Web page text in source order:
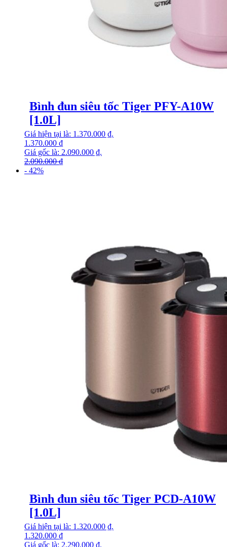
Bình đun siêu tốc Tiger PFY-A10W
[1.0L]
2.090.000₫
Giá gốc là: 2.090.000 ₫.
1.370.000 ₫
Giá hiện tại là: 1.370.000 ₫.
- 42%
Bình đun siêu tốc Tiger PCD-A10W
[1.0L]
Giá gốc là: 2.290.000 ₫.
1.320.000 ₫
Giá hiện tại là: 1.320.000 ₫.